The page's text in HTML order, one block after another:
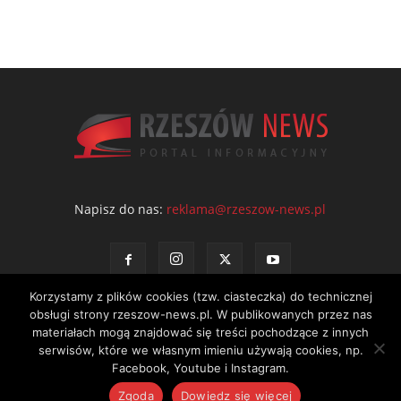
Napisz do nas: reklama@rzeszow-news.pl
Kontakt Polityka prywatności Regulamin portalu
© NEWS Sp. z o.o. - wydawca portalu Rzeszów News. Wszystkie prawa
Korzystamy z plików cookies (tzw. ciasteczka) do technicznej
obsługi strony rzeszow-news.pl. W publikowanych przez nas
materiałach mogą znajdować się treści pochodzące z innych
serwisów, które we własnym imieniu używają cookies, np.
Facebook, Youtube i Instagram.
Zgoda
Dowiedz się więcej